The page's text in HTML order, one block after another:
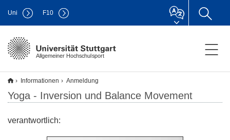
Allgemeiner Hochschulsport
Uni F10
Informationen Anmeldung
Yoga - Inversion und Balance Movement
verantwortlich: